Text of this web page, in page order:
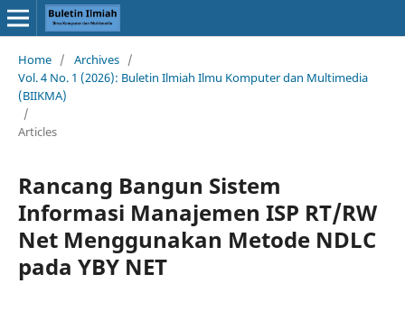
Home / Archives /
Vol. 4 No. 1 (2026): Buletin Ilmiah Ilmu Komputer dan Multimedia
(BIIKMA)
/
Articles
Rancang Bangun Sistem
Informasi Manajemen ISP RT/RW
Net Menggunakan Metode NDLC
pada YBY NET